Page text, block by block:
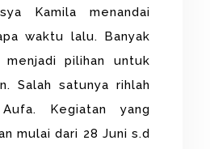
Kamila menandai
waktu lalu. Banyak
pilihan untuk
Salah satunya rihlah
Kegiatan yang
mulai dari 28 Juni s.d